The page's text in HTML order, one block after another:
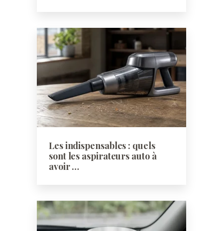
Les indispensables : quels
sont les aspirateurs auto à
avoir …